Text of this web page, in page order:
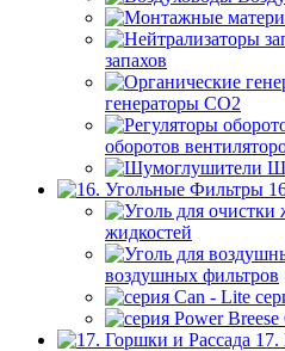
запахов
генераторы СО2
оборотов
жидкостей
воздушных фильтров
17.